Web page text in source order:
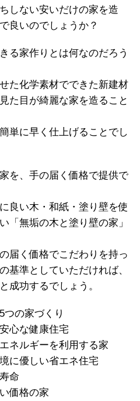
しない安いだけの家を造
良いのでしょうか？
る家作りとは何なのだろう
た化学素材でできた新建材
た目が綺麗な家を造ること
単に早く仕上げることでし
を、手の届く価格で提供で
良い木・和紙・塗り壁を使
「無垢の木と塗り壁の家」
届く価格でこだわりを持っ
基準としていただければ、
成功するでしょう。
つの家づくり
心な健康住宅
ネルギーを利用する家
に優しい省エネ住宅
命
価格の家